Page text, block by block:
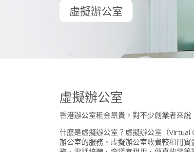
虛擬辦公室
虛擬辦公室
香港辦公室租金昂貴，對不少創業者來
什麼是虛擬辦公室？虛擬辦公室（
辦公室的服務。虛擬辦公室收費較租用